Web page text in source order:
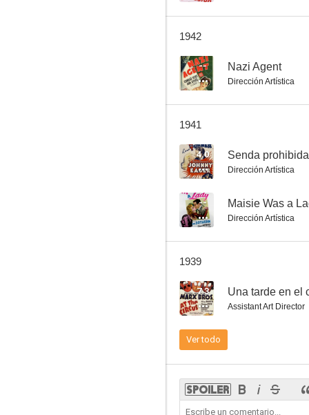
--
1942
-- Nazi Agent
Dirección Artística
1941
4.0 Senda prohibida
Dirección Artística
-- Maisie Was a
Dirección Artística
1939
7.3 Una tarde en el
Assistant Art Director
Ver todo